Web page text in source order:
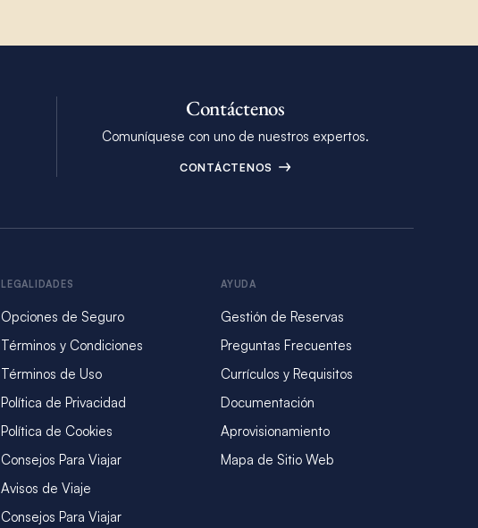
Contáctenos
Comuníquese con uno de nuestros expertos.
CONTÁCTENOS
LEGALIDADES
Opciones de Seguro
Términos y Condiciones
Términos de Uso
Política de Privacidad
Política de Cookies
Consejos Para Viajar
Avisos de Viaje
Consejos Para Viajar
AYUDA
Gestión de Reservas
Preguntas Frecuentes
Currículos y Requisitos
Documentación
Aprovisionamiento
Mapa de Sitio Web